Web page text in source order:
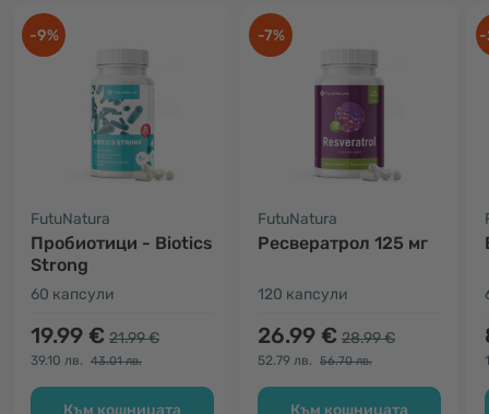
-9%
FutuNatura
Пробиотици - Biotics
Strong
60 капсули
19.99 € 21.99 €
39.10 лв. 43.01 лв.
Към кошницата
-7%
FutuNatura
Ресвератрол 125 мг
120 капсули
26.99 € 28.99 €
52.79 лв. 56.70 лв.
Към кошницата
-